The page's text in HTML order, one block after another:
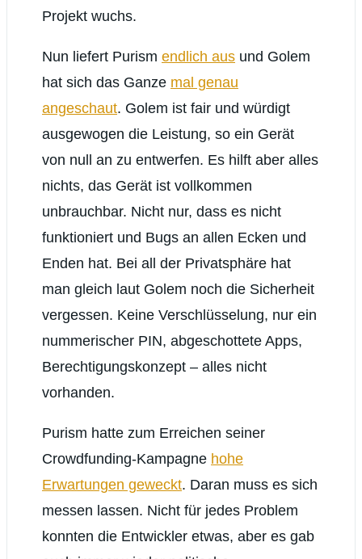
Projekt wuchs.
Nun liefert Purism endlich aus und Golem
hat sich das Ganze mal genau
angeschaut. Golem ist fair und würdigt
ausgewogen die Leistung, so ein Gerät
von null an zu entwerfen. Es hilft aber alles
nichts, das Gerät ist vollkommen
unbrauchbar. Nicht nur, dass es nicht
funktioniert und Bugs an allen Ecken und
Enden hat. Bei all der Privatsphäre hat
man gleich laut Golem noch die Sicherheit
vergessen. Keine Verschlüsselung, nur ein
nummerischer PIN, abgeschottete Apps,
Berechtigungskonzept – alles nicht
vorhanden.
Purism hatte zum Erreichen seiner
Crowdfunding-Kampagne hohe
Erwartungen geweckt. Daran muss es sich
messen lassen. Nicht für jedes Problem
konnten die Entwickler etwas, aber es gab